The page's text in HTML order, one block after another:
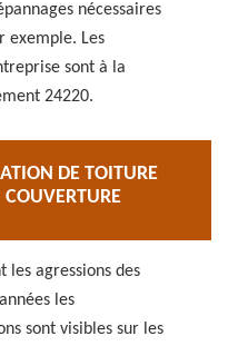
nécessaires
exemple. Les
sont à la
24220.
DE TOITURE
les agressions des
les
sont visibles sur les